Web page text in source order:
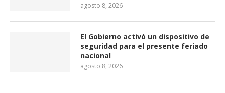
agosto 8, 2026
El Gobierno activó un dispositivo de
seguridad para el presente feriado
nacional
agosto 8, 2026